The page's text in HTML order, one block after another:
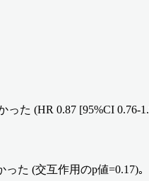
た (HR 0.87 [95%CI 0.76-
た (交互作用のp値=0.17)｡